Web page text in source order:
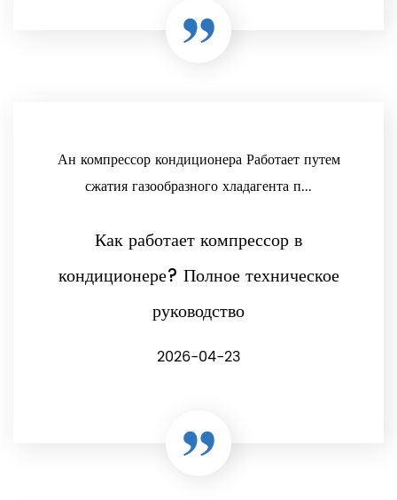
Ан компрессор кондиционера Работает путем
сжатия газообразного хладагента п...
Как работает компрессор в
кондиционере? Полное техническое
руководство
2026-04-23